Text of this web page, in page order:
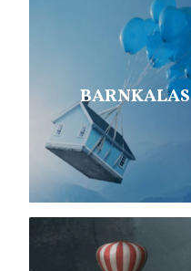
BARNKALAS